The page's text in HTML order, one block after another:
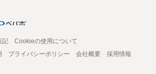
記
Cookieの使用について
プライバシーポリシー 会社概要
採用情報